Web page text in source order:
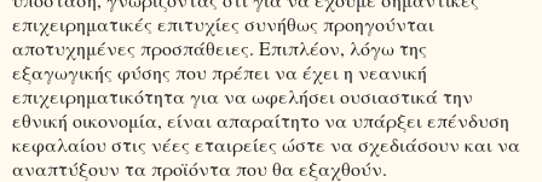
επιχειρηματικές επιτυχίες συνήθως προηγούνται
αποτυχημένες προσπάθειες. Επιπλέον, λόγω της
εξαγωγικής φύσης που πρέπει να έχει η νεανική
επιχειρηματικότητα για να ωφελήσει ουσιαστικά την
εθνική οικονομία, είναι απαραίτητο να υπάρξει επένδυση
κεφαλαίου στις νέες εταιρείες ώστε να σχεδιάσουν και να
αναπτύξουν τα προϊόντα που θα εξαχθούν.